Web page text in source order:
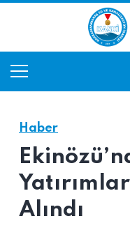
Haber
Alındı